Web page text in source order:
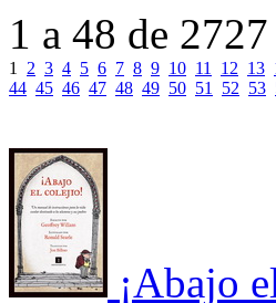
1 a 48 de
1 2 3 4 5 6 7 8 9 10 11 12 13
44 45 46 47 48 49 50 51 52 53
¡Abajo